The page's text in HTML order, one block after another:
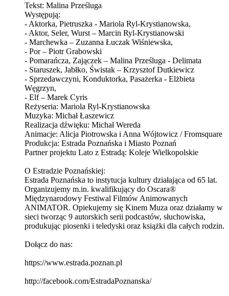
Tekst: Malina Prześluga
Występują:
- Aktorka, Pietruszka - Mariola Ryl-Krystianowska,
- Aktor, Seler, Wurst – Marcin Ryl-Krystianowski
- Marchewka – Zuzanna Łuczak Wiśniewska,
- Por – Piotr Grabowski
- Pomarańcza, Zajączek – Malina Prześluga - Delimata
- Staruszek, Jabłko, Świstak – Krzysztof Dutkiewicz
- Sprzedawczyni, Konduktorka, Pasażerka - Elżbieta
Węgrzyn,
- Elf – Marek Cyris
Reżyseria: Mariola Ryl-Krystianowska
Muzyka: Michał Łaszewicz
Realizacja dźwięku: Michał Wereda
Animacje: Alicja Piotrowska i Anna Wójtowicz / Fromsquare
Produkcja: Estrada Poznańska i Miasto Poznań
Partner projektu Lato z Estradą: Koleje Wielkopolskie
O Estradzie Poznańskiej:
Estrada Poznańska to instytucja kultury działająca od 65 lat.
Organizujemy m.in. kwalifikujący do Oscara®
Międzynarodowy Festiwal Filmów Animowanych
ANIMATOR. Opiekujemy się Kinem Muza oraz działamy w
sieci tworząc 9 autorskich serii podcastów, słuchowiska,
produkując piosenki i teledyski oraz książki dla całych rodzin.
Dołącz do nas:
https://www.estrada.poznan.pl
http://facebook.com/EstradaPoznanska/